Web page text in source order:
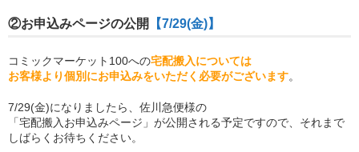
②お申込みページの公開 【7/29(金)】
コミックマーケット100への宅配搬入については
お客様より個別にお申込みをいただく必要がございます。
7/29(金)になりましたら、佐川急便様の
「宅配搬入お申込みページ」が公開される予定ですので、それまで
しばらくお待ちください。